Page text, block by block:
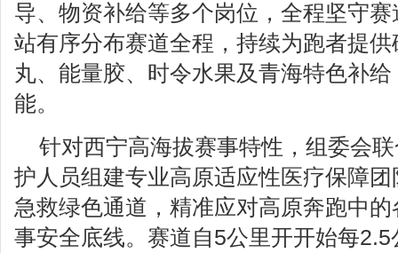
导、物资补给等多个岗位，全程坚守
站有序分布赛道全程，持续为跑者提
丸、能量胶、时令水果及青海特色补
能。
针对西宁高海拔赛事特性，组委会
护人员组建专业高原适应性医疗保障
急救绿色通道，精准应对高原奔跑中
事安全底线。赛道自5公里开开始每